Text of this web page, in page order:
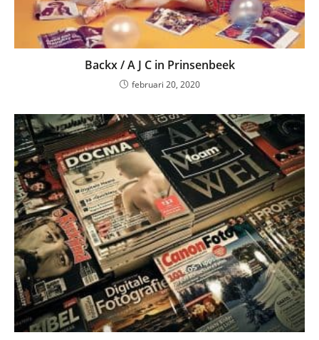
Backx / A J C in Prinsenbeek
februari 20, 2020